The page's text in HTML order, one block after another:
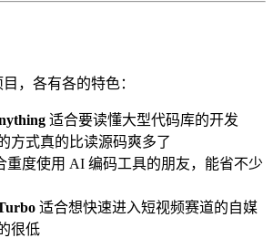
，各有各的特色：
适合要读懂大型代码库的开发
方式真的比读源码爽多了
重度使用 AI 编码工具的朋友，能省不少
适合想快速进入短视频赛道的自媒
很低